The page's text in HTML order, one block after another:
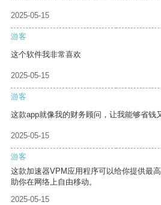
2025-05-15
游客
这个软件我非常喜欢
2025-05-15
游客
这款app就像我的财务顾问，让我能够省钱
2025-05-15
游客
这款加速器VPM应用程序可以给你提供最
助你在网络上自由移动。
2025-05-15